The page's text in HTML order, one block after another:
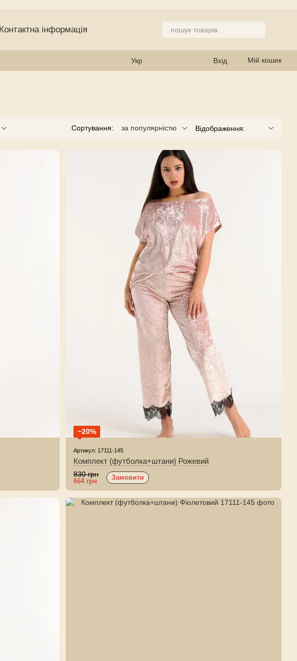
Контактна інформація
Укр Вхід Мій кошик
Сортування: за популярністю Відображення:
−20%
Артикул: 17111-145
Комплект (футболка+штани) Рожевий
830 грн
664 грн Замовити